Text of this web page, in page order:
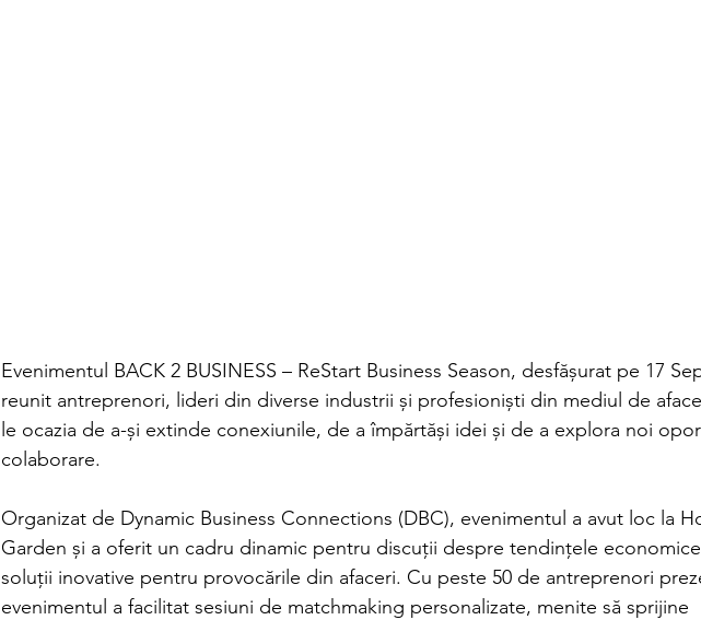
Evenimentul BACK 2 BUSINESS – ReStart Business Season, desfășurat pe 17
reunit antreprenori, lideri din diverse industrii și profesioniști din mediul de
le ocazia de a-și extinde conexiunile, de a împărtăși idei și de a explora noi
colaborare.
Organizat de Dynamic Business Connections (DBC), evenimentul a avut loc la
Garden și a oferit un cadru dinamic pentru discuții despre tendințele
soluții inovative pentru provocările din afaceri. Cu peste 50 de antreprenori
evenimentul a facilitat sesiuni de matchmaking personalizate, menite să sprijine